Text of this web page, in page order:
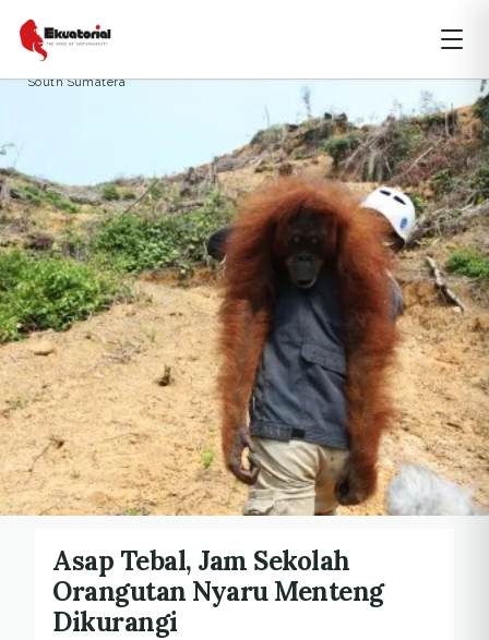
HUTAN KALIMANTAN
Anoa conservation orangutan
South Sumatera
Asap Tebal, Jam Sekolah
Orangutan Nyaru Menteng
Dikurangi